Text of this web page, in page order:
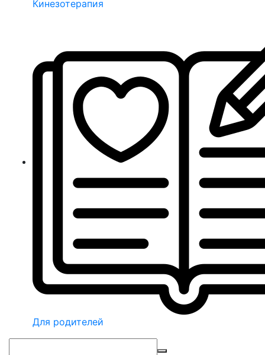
Кинезотерапия
Для родителей